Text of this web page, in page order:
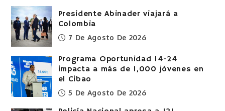
Presidente Abinader viajará a
Colombia
7 De Agosto De 2026
Programa Oportunidad 14-24
impacta a más de 1,000 jóvenes en
el Cibao
5 De Agosto De 2026